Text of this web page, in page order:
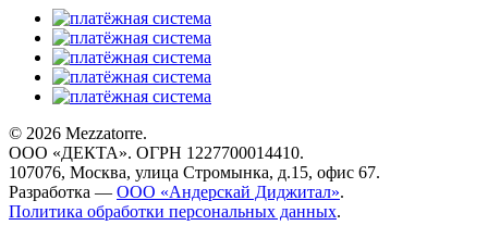
© 2026 Mezzatorre.
ООО «ДЕКТА». ОГРН 1227700014410.
107076, Москва, улица Стромынка, д.15, офис 67.
Разработка — ООО «Андерскай Диджитал».
Политика обработки персональных данных.